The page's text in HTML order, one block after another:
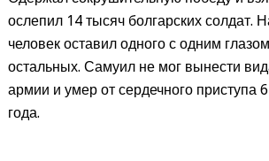
ослепил 14 тысяч болгарских солдат.
человек оставил одного с одним
остальных. Самуил не мог вынести
армии и умер от сердечного приступа
года.